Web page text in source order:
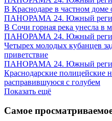
В Краснодаре в частном
ПАНОРАМА 24. Южный
В Сочи горная река унесла в
ПАНОРАМА 24. Южный
Четырех молодых кубанцев
приветствие
ПАНОРАМА 24. Южный
Краснодарские полицейские
расправившуюся с голубем
Показать ещё
Самое